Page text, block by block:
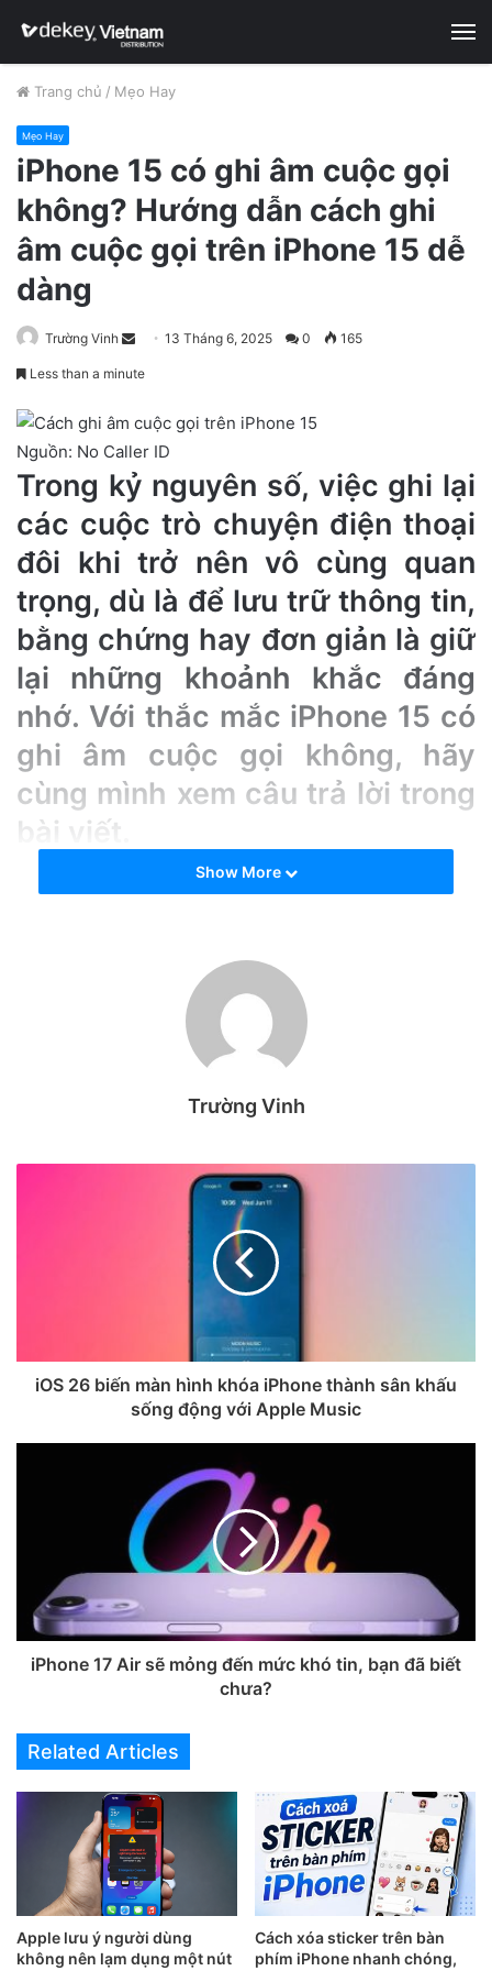
Trang chủ / Mẹo Hay
Mẹo Hay
iPhone 15 có ghi âm cuộc gọi
không? Hướng dẫn cách ghi
âm cuộc gọi trên iPhone 15 dễ
dàng
Trường Vinh
d
a
n
e
m
a
13 Tháng 6, 2025 0 165
Less than a minute
Nguồn: No Caller ID
Trong kỷ nguyên số, việc ghi lại
các cuộc trò chuyện điện thoại
đôi khi trở nên vô cùng quan
trọng, dù là để lưu trữ thông tin,
bằng chứng hay đơn giản là giữ
lại những khoảnh khắc đáng
nhớ. Với thắc mắc iPhone 15 có
ghi âm cuộc gọi không, hãy
cùng mình xem câu trả lời trong
bài viết.
1. iPhone 15 có ghi âm cuộc gọi
Các mẫu iPhone 15, iPhone 15 Plus, iPhone 15 Pro
và iPhone 15 Pro Max có tính năng ghi âm cuộc gọi tích
hợp nếu đã cài đặt phiên bản iOS 18.1 hoặc mới hơn.
2. Cách ghi âm cuộc gọi trên iPhone
. Kết thúc cuộc gọi, bản ghi âm sẽ được lưu vào ứng
Giờ đây, việc ghi âm cuộc gọi trên iPhone 15 đã trở nên dễ
dàng hơn bao giờ hết, giúp bạn quản lý thông tin hiệu quả
Show More
Trường Vinh
iOS 26 biến màn hình khóa iPhone thành sân khấu
sống động với Apple Music
iPhone 17 Air sẽ mỏng đến mức khó tin, bạn đã biết
chưa?
Related Articles
Apple lưu ý người dùng
không nên lạm dụng một nút
Cách xóa sticker trên bàn
phím iPhone nhanh chóng,